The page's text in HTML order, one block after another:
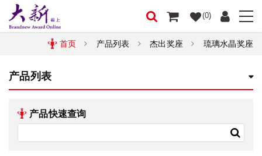
(0)
首页 产品列表 杰出奖座 琉璃水晶奖座
产品列表
产品快速查询